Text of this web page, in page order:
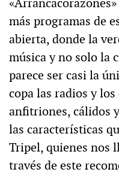
más programas de
abierta, donde la
música y no solo la
parece ser casi la
copa las radios y los
anfitriones, cálidos
las características
Tripel, quienes nos
través de este